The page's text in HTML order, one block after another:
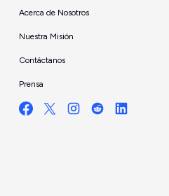
Acerca de Nosotros
Nuestra Misión
Contáctanos
Prensa